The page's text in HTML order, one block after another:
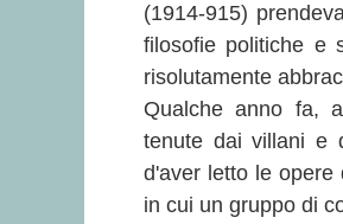
(1914-915)
filosofie politiche e
risolutamente
Qualche anno fa,
tenute dai villani e
d'aver letto le opere
in cui un gruppo di